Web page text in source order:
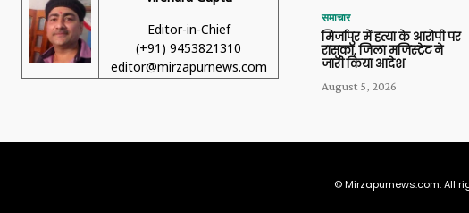
Editor-in-Chief
(+91) 9453821310
editor@mirzapurnews.com
समाचार
मिर्जापुर में हत्या के आरोपी पर
रासुका, जिला मजिस्ट्रेट ने
जारी किया आदेश
August 5, 2026
© Mirzapurnews.com. All